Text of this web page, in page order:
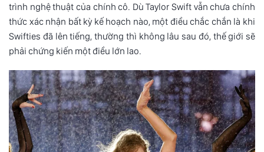
trình nghệ thuật của chính cô. Dù Taylor Swift vẫn chưa chính
thức xác nhận bất kỳ kế hoạch nào, một điều chắc chắn là khi
Swifties đã lên tiếng, thường thì không lâu sau đó, thế giới sẽ
phải chứng kiến một điều lớn lao.